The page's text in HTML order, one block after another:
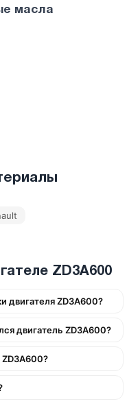
масла
ZD3A600
двигателя ZD3A600?
двигатель ZD3A600?
ZD3A600?